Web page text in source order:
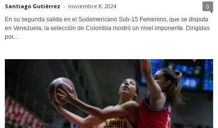
Santiago Gutiérrez - noviembre 8, 2024 0
En su segunda salida en el Sudamericano Sub-15 Femenino, que se disputa
en Venezuela, la selección de Colombia mostró un nivel imponente. Dirigidas
por...